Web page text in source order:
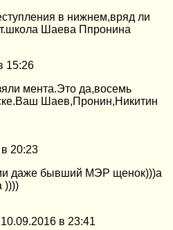
в нижнем,вряд ли
Шаева Ппронина
15:26
мента.Это да,восемь
Шаев,Пронин,Никитин
20:23
даже бывший МЭР щенок)))а
))))
10.09.2016 в 23:41